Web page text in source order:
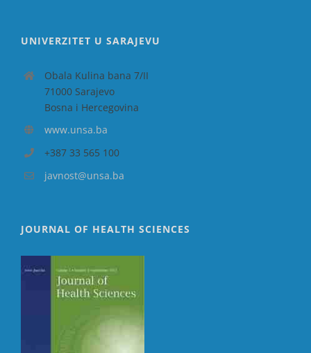
UNIVERZITET U SARAJEVU
Obala Kulina bana 7/II
71000 Sarajevo
Bosna i Hercegovina
www.unsa.ba
+387 33 565 100
javnost@unsa.ba
JOURNAL OF HEALTH SCIENCES